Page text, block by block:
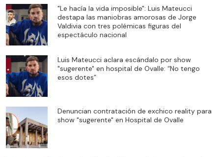
"Le hacía la vida imposible": Luis Mateucci
destapa las maniobras amorosas de Jorge
Valdivia con tres polémicas figuras del
espectáculo nacional
Luis Mateucci aclara escándalo por show
"sugerente" en hospital de Ovalle: “No tengo
esos dotes”
Denuncian contratación de exchico reality para
show "sugerente" en Hospital de Ovalle